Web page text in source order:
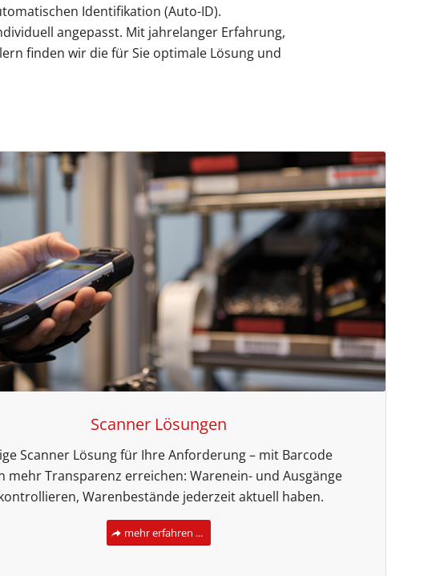
Identifikation (Auto-ID).
angepasst. Mit jahrelanger Erfahrung,
finden wir die für Sie optimale Lösung und
Scanner Lösungen
Scanner Lösung für Ihre Anforderung – mit Barcode
mehr Transparenz erreichen: Warenein- und Ausgänge
Warenbestände jederzeit aktuell haben.
mehr erfahren ...